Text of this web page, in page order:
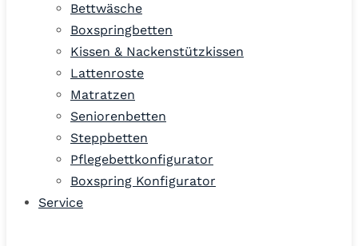
Bettwäsche
Boxspringbetten
Kissen & Nackenstützkissen
Lattenroste
Matratzen
Seniorenbetten
Steppbetten
Pflegebettkonfigurator
Boxspring Konfigurator
Service